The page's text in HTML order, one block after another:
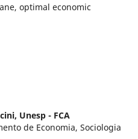
optimal economic
Unesp - FCA
de Economia, Sociologia